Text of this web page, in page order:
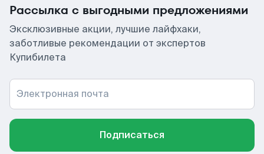
Рассылка с выгодными предложениями
Эксклюзивные акции, лучшие лайфхаки,
заботливые рекомендации от экспертов
Купибилета
Электронная почта
Подписаться